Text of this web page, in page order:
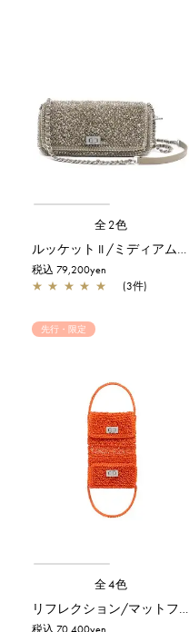
全2色
ルッケット II /ミディアム/カーキシルバー
税込 79,200yen
★ ★ ★ ★ ★ (3件)
先行・限定
全4色
リフレクション/マットフィアンマ【一部店舗先行販売商品】